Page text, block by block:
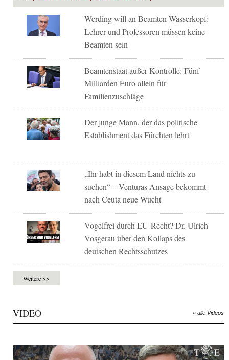
Werding will an Beamten-Wasserkopf:
Lehrer und Professoren müssen keine
Beamten sein
Beamtenstaat außer Kontrolle: Fünf
Milliarden Euro allein für
Familienzuschläge
Der junge Mann, der das politische
Establishment das Fürchten lehrt
„Ihr habt in diesem Land nichts zu
suchen“ – Venturas Ansage bekommt
nach Ceuta neue Wucht
Vogelfrei durch EU-Recht? Dr. Ulrich
Vosgerau über den Kollaps des
deutschen Rechtsschutzes
Weitere >>
VIDEO » alle Videos